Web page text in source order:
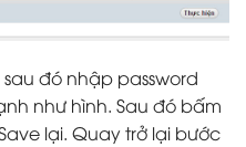
đó nhập password
như hình. Sau đó bấm
lại. Quay trở lại bước